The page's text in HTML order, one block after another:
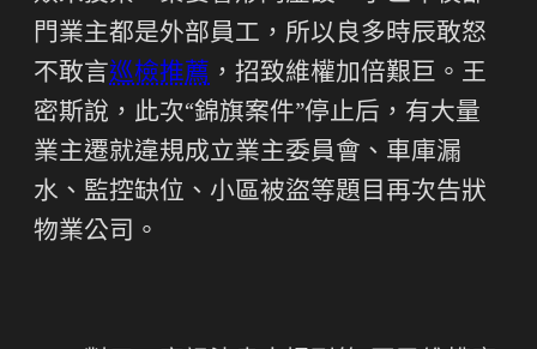
門業主都是外部員工，所以良多時辰敢怒
不敢言 巡檢推薦 ，招致維權加倍艱巨。王
密斯說，此次“錦旗案件”停止后，有大量
業主遷就違規成立業主委員會、車庫漏
水、監控缺位、小區被盜等題目再次告狀
物業公司。